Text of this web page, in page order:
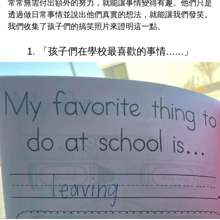
常常無需付出額外的努力，就能讓事情變得有趣。他們只是
透過做日常事情並說出他們真實的想法，就能讓我們發笑。
我們收集了孩子們的搞笑照片來證明這一點。
1. 「孩子們在學校最喜歡的事情......」